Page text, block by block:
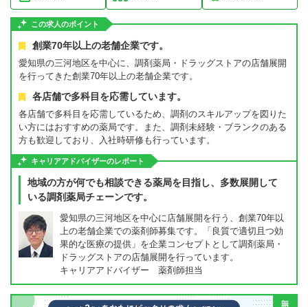
この求人のポイント
創業70年以上の老舗企業です。
愛知県の三河地区を中心に、調剤薬局・ドラッグストアの店舗展開
を行ってきた創業70年以上の老舗企業です。
各店舗で多科目を応需しています。
各店舗で多科目を応需しているため、調剤のスキルアップを図りた
い方にはおすすめの薬局です。また、調剤未経験・ブランクのある
方も歓迎しており、入社時研修も行っています。
キャリアアドバイザーのレポート
地域の方が何でも相談できる薬局を目指し、多数展開して
いる調剤薬局チェーンです。
愛知県の三河地区を中心に店舗展開を行う、創業70年以
上の老舗企業での薬剤師募集です。「良質で適切且つ効
果的な医療の提供」を企業コンセプトとして調剤薬局・
ドラッグストアの店舗展開を行っています。
キャリアアドバイザー 薬剤師担当